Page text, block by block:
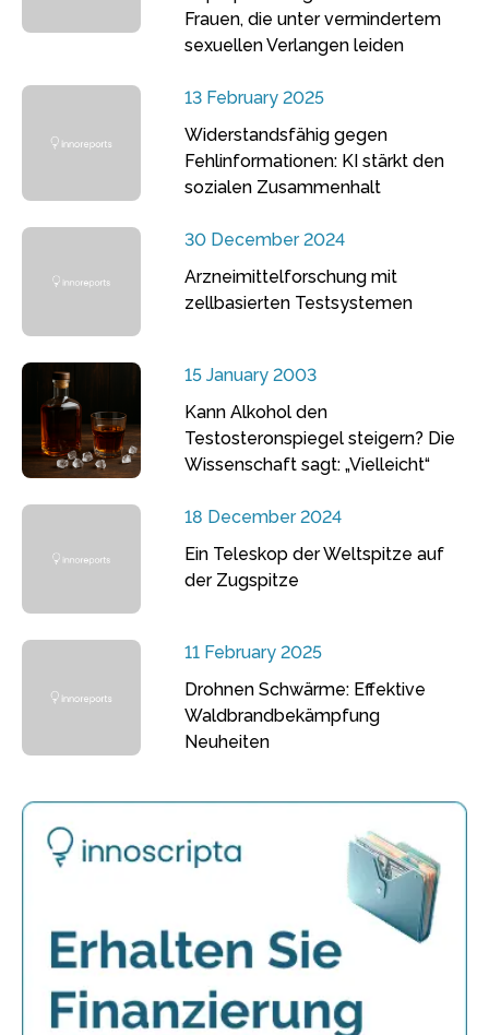
Frauen, die unter vermindertem
sexuellen Verlangen leiden
13 February 2025
Widerstandsfähig gegen
Fehlinformationen: KI stärkt den
sozialen Zusammenhalt
30 December 2024
Arzneimittelforschung mit
zellbasierten Testsystemen
15 January 2003
Kann Alkohol den
Testosteronspiegel steigern? Die
Wissenschaft sagt: „Vielleicht“
18 December 2024
Ein Teleskop der Weltspitze auf
der Zugspitze
11 February 2025
Drohnen Schwärme: Effektive
Waldbrandbekämpfung
Neuheiten